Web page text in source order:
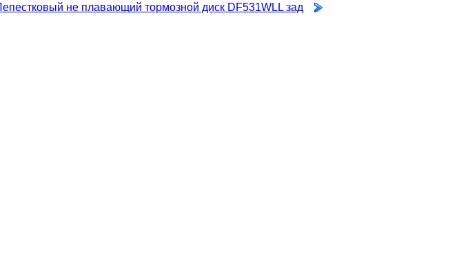
не плавающий тормозной диск DF531WLL зад